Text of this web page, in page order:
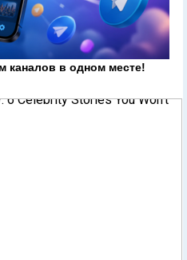
каналов в одном месте!